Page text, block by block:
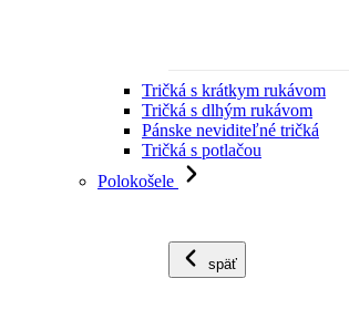
Tričká s krátkym rukávom
Tričká s dlhým rukávom
Pánske neviditeľné tričká
Tričká s potlačou
Polokošele
späť